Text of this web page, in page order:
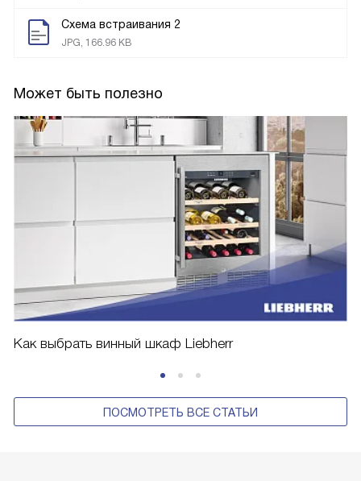
Схема встраивания 2
JPG, 166.96 KB
Может быть полезно
Как выбрать винный шкаф Liebherr
ПОСМОТРЕТЬ ВСЕ СТАТЬИ